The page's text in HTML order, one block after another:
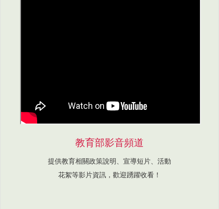
教育部影音頻道
提供教育相關政策說明、宣導短片、活動
花絮等影片資訊，歡迎踴躍收看！